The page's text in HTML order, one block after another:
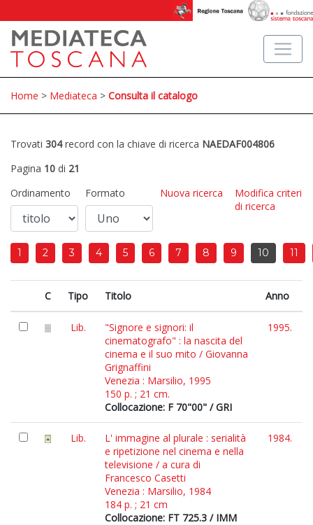
Home > Mediateca > Consulta il catalogo
Trovati 304record con la chiave di ricerca NAEDAF004806
Pagina 10 di 21
Ordinamento
Formato Nuova ricerca
Modifica criteri
di ricerca
1 2 3 4 5 6 7 8 9 10 11
C Tipo Titolo Anno
Lib.
"Signore e signori: il
cinematografo" : la nascita del
cinema e il suo mito / Giovanna
Grignaffini
Venezia : Marsilio, 1995
150 p. ; 21 cm.
Collocazione: F 70"00" / GRI
1995.
Lib.
L' immagine al plurale : serialità
e ripetizione nel cinema e nella
televisione / a cura di
Francesco Casetti
Venezia : Marsilio, 1984
184 p. ; 21 cm
Collocazione: FT 725.3 / IMM
1984.